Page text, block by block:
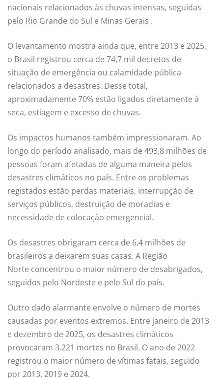
nacionais relacionados às chuvas intensas, seguidas
pelo Rio Grande do Sul e Minas Gerais .
O levantamento mostra ainda que, entre 2013 e 2025,
o Brasil registrou cerca de 74,7 mil decretos de
situação de emergência ou calamidade pública
relacionados a desastres. Desse total,
aproximadamente 70% estão ligados diretamente à
seca, estiagem e excesso de chuvas.
Os impactos humanos também impressionaram. Ao
longo do período analisado, mais de 493,8 milhões de
pessoas foram afetadas de alguma maneira pelos
desastres climáticos no país. Entre os problemas
registados estão perdas materiais, interrupção de
serviços públicos, destruição de moradias e
necessidade de colocação emergencial.
Os desastres obrigaram cerca de 6,4 milhões de
brasileiros a deixarem suas casas. A Região
Norte concentrou o maior número de desabrigados,
seguidos pelo Nordeste e pelo Sul do país.
Outro dado alarmante envolve o número de mortes
causadas por eventos extremos. Entre janeiro de 2013
e dezembro de 2025, os desastres climáticos
provocaram 3.221 mortes no Brasil. O ano de 2022
registrou o maior número de vítimas fatais, seguido
por 2013, 2019 e 2024.